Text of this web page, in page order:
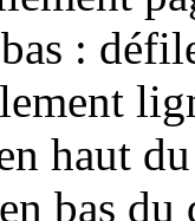
:
haut
bas du